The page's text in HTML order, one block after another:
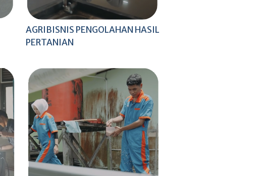
AGRIBISNIS PENGOLAHAN HASIL
PERTANIAN